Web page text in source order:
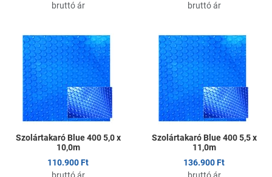
bruttó ár
bruttó ár
Kedvencekhez adom
Összehasonlítom
Gyors nézet
Szolártakaró Blue 400 5,0 x
10,0m
110.900 Ft
Szolártakaró Blue 400 5,5 x
11,0m
136.900 Ft